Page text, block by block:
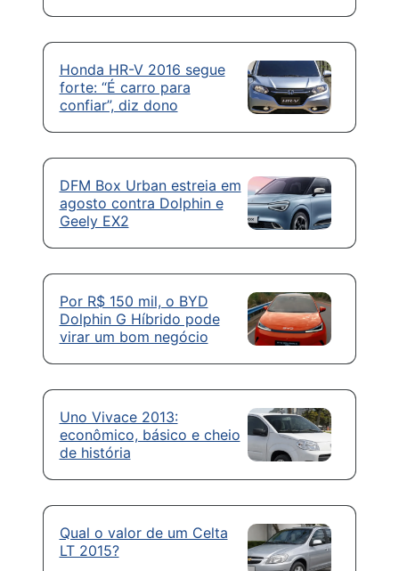
Honda HR-V 2016 segue
forte: “É carro para
confiar”, diz dono
DFM Box Urban estreia em
agosto contra Dolphin e
Geely EX2
Por R$ 150 mil, o BYD
Dolphin G Híbrido pode
virar um bom negócio
Uno Vivace 2013:
econômico, básico e cheio
de história
Qual o valor de um Celta
LT 2015?